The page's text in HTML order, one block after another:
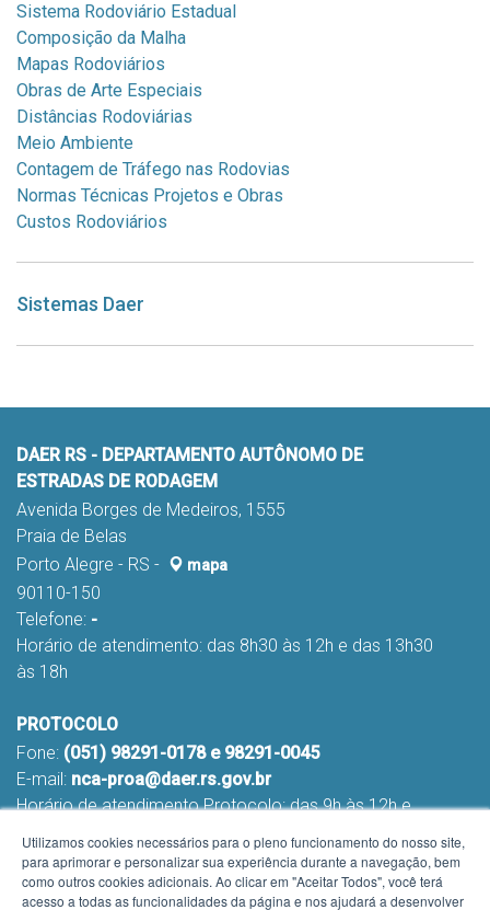
Sistema Rodoviário Estadual
Composição da Malha
Mapas Rodoviários
Obras de Arte Especiais
Distâncias Rodoviárias
Meio Ambiente
Contagem de Tráfego nas Rodovias
Normas Técnicas Projetos e Obras
Custos Rodoviários
Sistemas Daer
DAER RS - DEPARTAMENTO AUTÔNOMO DE
ESTRADAS DE RODAGEM
Avenida Borges de Medeiros, 1555
Praia de Belas
Porto Alegre - RS -
mapa
90110-150
Telefone: -
Horário de atendimento: das 8h30 às 12h e das 13h30
às 18h
PROTOCOLO
Fone: (051) 98291-0178 e 98291-0045
E-mail: nca-proa@daer.rs.gov.br
Horário de atendimento Protocolo: das 9h às 12h e
Utilizamos cookies necessários para o pleno funcionamento do nosso site,
para aprimorar e personalizar sua experiência durante a navegação, bem
como outros cookies adicionais. Ao clicar em "Aceitar Todos", você terá
acesso a todas as funcionalidades da página e nos ajudará a desenvolver